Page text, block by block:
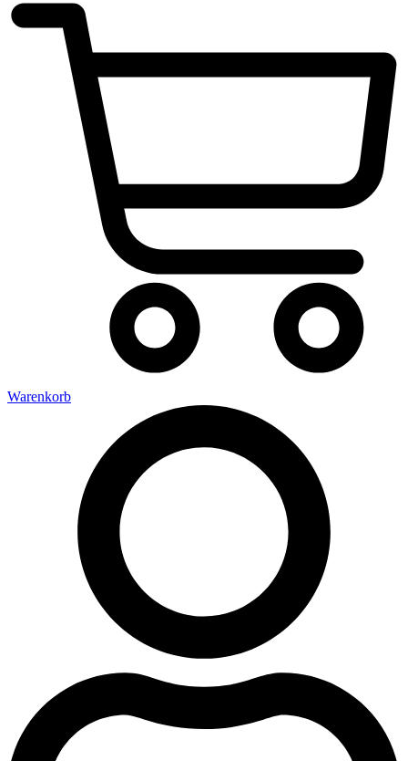
Warenkorb